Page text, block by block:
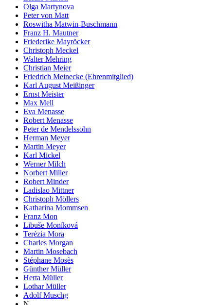
Olga Martynova
Peter von Matt
Roswitha Matwin-Buschmann
Franz H. Mautner
Friederike Mayröcker
Christoph Meckel
Walter Mehring
Christian Meier
Friedrich Meinecke (Ehrenmitglied)
Karl August Meißinger
Ernst Meister
Max Mell
Eva Menasse
Robert Menasse
Peter de Mendelssohn
Herman Meyer
Martin Meyer
Karl Mickel
Werner Milch
Norbert Miller
Robert Minder
Ladislao Mittner
Christoph Möllers
Katharina Mommsen
Franz Mon
Libuše Moníková
Terézia Mora
Charles Morgan
Martin Mosebach
Stéphane Mosès
Günther Müller
Herta Müller
Lothar Müller
Adolf Muschg